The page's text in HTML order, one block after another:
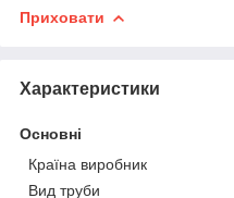
Приховати
Характеристики
Основні
Країна виробник
Вид труби